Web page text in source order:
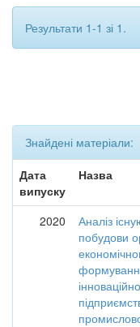
Результати 1-1 зі 1.
Знайдені матеріали:
Дата
випуску
Назва
2020
Аналіз
побудови